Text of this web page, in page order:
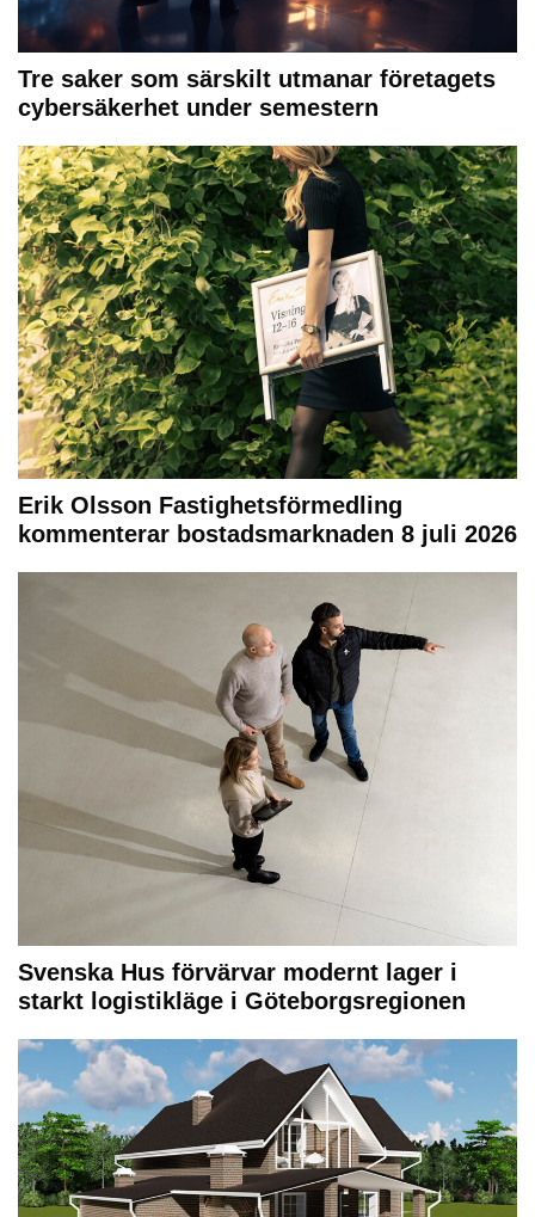
Tre saker som särskilt utmanar företagets
cybersäkerhet under semestern
Erik Olsson Fastighetsförmedling
kommenterar bostadsmarknaden 8 juli 2026
Svenska Hus förvärvar modernt lager i
starkt logistikläge i Göteborgsregionen